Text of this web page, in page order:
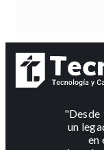
"Desde
un
en